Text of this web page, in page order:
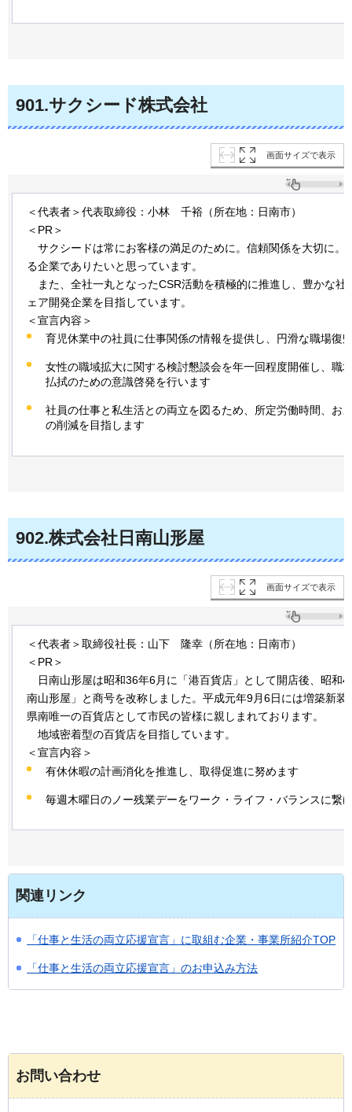
901.サクシード株式会社
画面サイズで表示
＜代表者＞代表取締役：小林 千裕（所在地：日南市）
＜PR＞
サクシードは常にお客様の満足のために。信頼関係を大切に。
る企業でありたいと思っています。
また 、全社一丸となったCSR活動を積極的に推進し、豊かな
ェア開発企業を目指しています。
＜宣言内容＞
育児休業中の社員に仕事関係の情報を提供し、円滑な職場復
女性の職域拡大に関する検討懇談会を年一回程度開催し、職
払拭のための意識啓発を行います
社員の仕事と私生活との両立を図るため、所定労働時間、お
の削減を目指します
902.株式会社日南山形屋
画面サイズで表示
＜代表者＞取締役社長：山下 隆幸（所在地：日南市）
＜PR＞
日南山形屋は昭和36年6月に「港百貨店」として開店後、昭和
南山形屋」と商号を改称しました。平成元年9月6日には増築新装
県南唯一の百貨店として市民の皆様に親しまれております。
地域密着型の百貨店を目指しています。
＜宣言内容＞
有休休暇の計画消化を推進し、取得促進に努めます
毎週木曜日のノー残業デーをワーク・ライフ・バランスに繋
関連リンク
「仕事と生活の両立応援宣言」に取組む企業・事業所紹介TOP
「仕事と生活の両立応援宣言」のお申込み方法
お問い合わせ